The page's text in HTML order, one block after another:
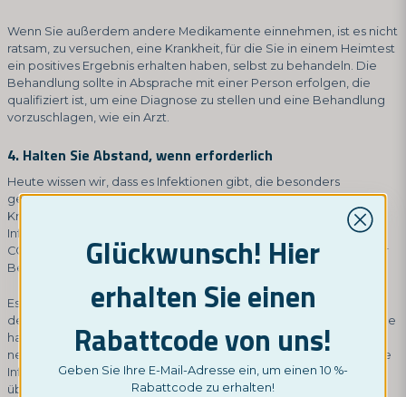
Wenn Sie außerdem andere Medikamente einnehmen, ist es nicht
ratsam, zu versuchen, eine Krankheit, für die Sie in einem Heimtest
ein positives Ergebnis erhalten haben, selbst zu behandeln. Die
Behandlung sollte in Absprache mit einer Person erfolgen, die
qualifiziert ist, um eine Diagnose zu stellen und eine Behandlung
vorzuschlagen, wie ein Arzt.
4. Halten Sie Abstand, wenn erforderlich
Heute wissen wir, dass es Infektionen gibt, die besonders
gefährlich für ältere Menschen und Personen mit anderen
Krankheiten sind. Wenn Sie ein positives Ergebnis für eine
Infektionskrankheit wie eine sexuell übertragbare Krankheit oder
COVID-19 erhalten haben, ist es wichtig, sich an die Richtlinien der
Behörden zu halten und Abstand zu halten.
Es ist wahrscheinlich in Ihrem eigenen Interesse, die Ausbreitung
der Infektion zu reduzieren. Unabhängig davon, ob Sie Symptome
haben oder nicht, sollten Sie ein positives Testergebnis ernst
nehmen. Vermeiden Sie Umarmungen und Küsse, bis Sie bessere
Informationen darüber haben, wie die Infektion auf andere
übertragen werden kann.
Glückwunsch! Hier
erhalten Sie einen
Rabattcode von uns!
Geben Sie Ihre E-Mail-Adresse ein, um einen 10 %-
Rabattcode zu erhalten!